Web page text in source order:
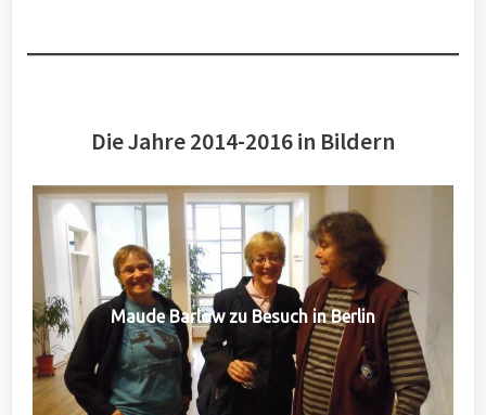
Die Jahre 2014-2016 in Bildern
Maude Barlow zu Besuch in Berlin